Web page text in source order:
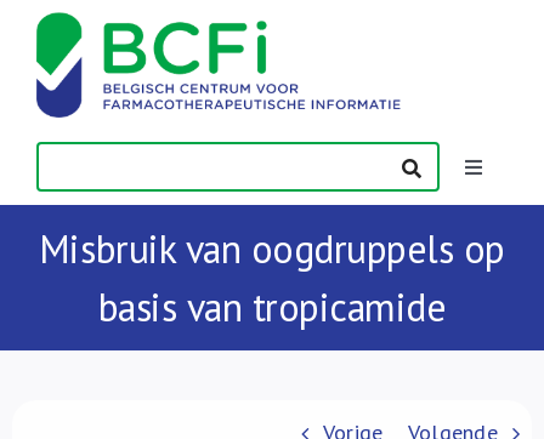
content
Toggle
Nieuws
Publicaties
Misbruik van oogdruppels op
basis van tropicamide
Vorige Volgende